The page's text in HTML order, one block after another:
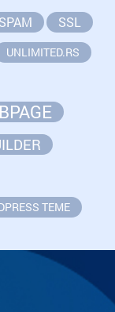
SPAM SSL
UNLIMITED.RS
TEME